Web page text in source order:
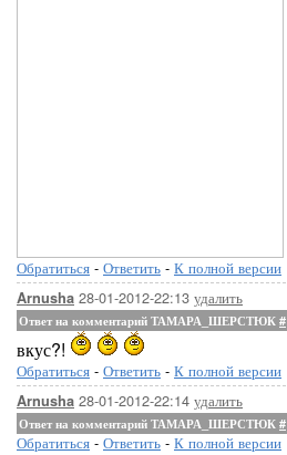
Обратиться - Ответить - К полной версии
Arnusha 28-01-2012-22:13 удалить
Ответ на комментарий ТАМАРА_ШЕРСТЮК #
вкус?!
Обратиться - Ответить - К полной версии
Arnusha 28-01-2012-22:14 удалить
Ответ на комментарий ТАМАРА_ШЕРСТЮК #
Обратиться - Ответить - К полной версии